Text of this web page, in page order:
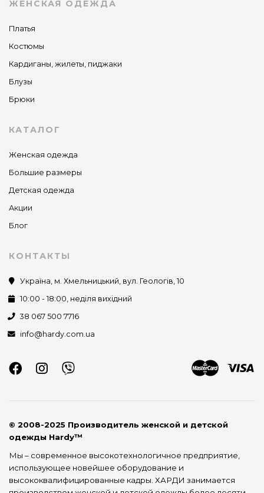
ЖЕНСКАЯ ОДЕЖДА
Платья
Костюмы
Кардиганы, жилеты, пиджаки
Блузы
Брюки
КАТАЛОГ
Женская одежда
Большие размеры
Детская одежда
Акции
Блог
КОНТАКТЫ
Україна, м. Хмельницький, вул. Геологів, 10
10:00 - 18:00, неділя вихідний
38 067 500 7716
info@hardy.com.ua
© 2008-2025 Производитель женской и детской
одежды Hardy™
Мы – современное высокотехнологичное предприятие,
использующее новейшее оборудование и
высококвалифицированные кадры. ХАРДИ занимается